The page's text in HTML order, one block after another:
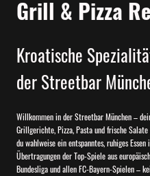
Grill & Pizza
Kroatische
der Streetbar
Willkommen in der Streetbar München –
Grillgerichte, Pizza, Pasta und frische
du wahlweise ein entspanntes, ruhiges
Übertragungen der Top-Spiele aus
Bundesliga und allen FC-Bayern-Spielen –